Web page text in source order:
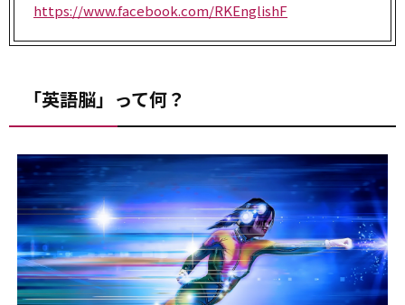
https://www.facebook.com/RKEnglishF
「英語脳」って何？